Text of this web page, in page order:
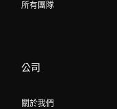
所有團隊
公司
關於我們